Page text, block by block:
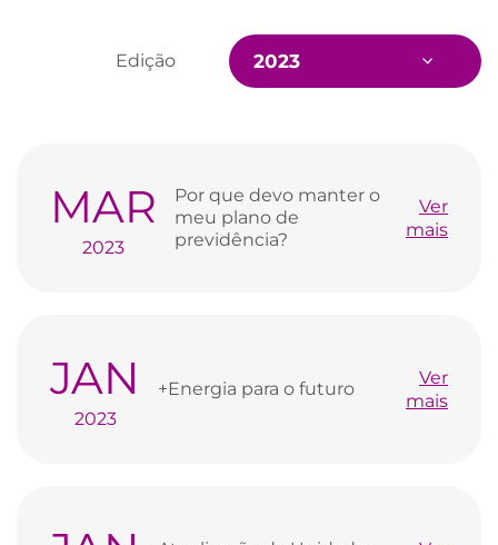
Edição
MAR
2023
Por que devo manter o
meu plano de
previdência?
Ver
mais
JAN
2023
+Energia para o futuro
Ver
mais